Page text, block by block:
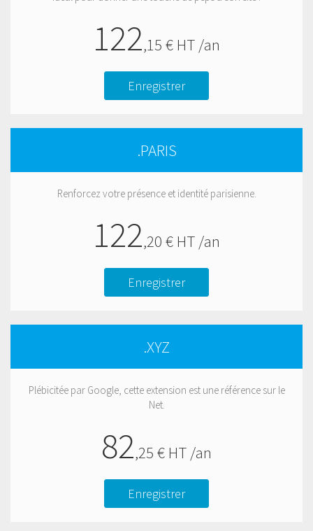
122,15 € HT /an
Enregistrer
.PARIS
Renforcez votre présence et identité parisienne.
122,20 € HT /an
Enregistrer
.XYZ
Plébicitée par Google, cette extension est une référence sur le
Net.
82,25 € HT /an
Enregistrer